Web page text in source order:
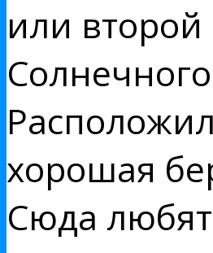
или второй
хорошая
Сюда